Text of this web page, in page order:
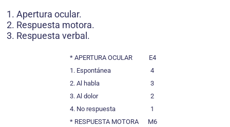
1. Apertura ocular.
2. Respuesta motora.
3. Respuesta verbal.
* APERTURA OCULAR
E4
1. Espontánea
4
2. Al habla
3
3. Al dolor
2
4. No respuesta
1
* RESPUESTA MOTORA
M6